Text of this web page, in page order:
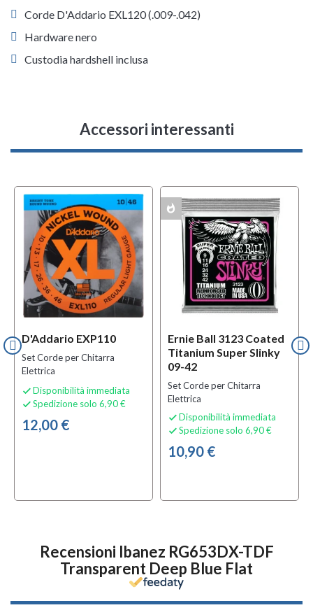
Corde D'Addario EXL120 (.009-.042)
Hardware nero
Custodia hardshell inclusa
Accessori interessanti
D'Addario EXP110
Set Corde per Chitarra
Elettrica
 Disponibilità immediata
 Spedizione solo 6,90 €
12,00 €
Ernie Ball 3123 Coated
Titanium Super Slinky
09-42
Set Corde per Chitarra
Elettrica
 Disponibilità immediata
 Spedizione solo 6,90 €
10,90 €
MULTIPACK whatshot
Recensioni Ibanez RG653DX-TDF
Transparent Deep Blue Flat